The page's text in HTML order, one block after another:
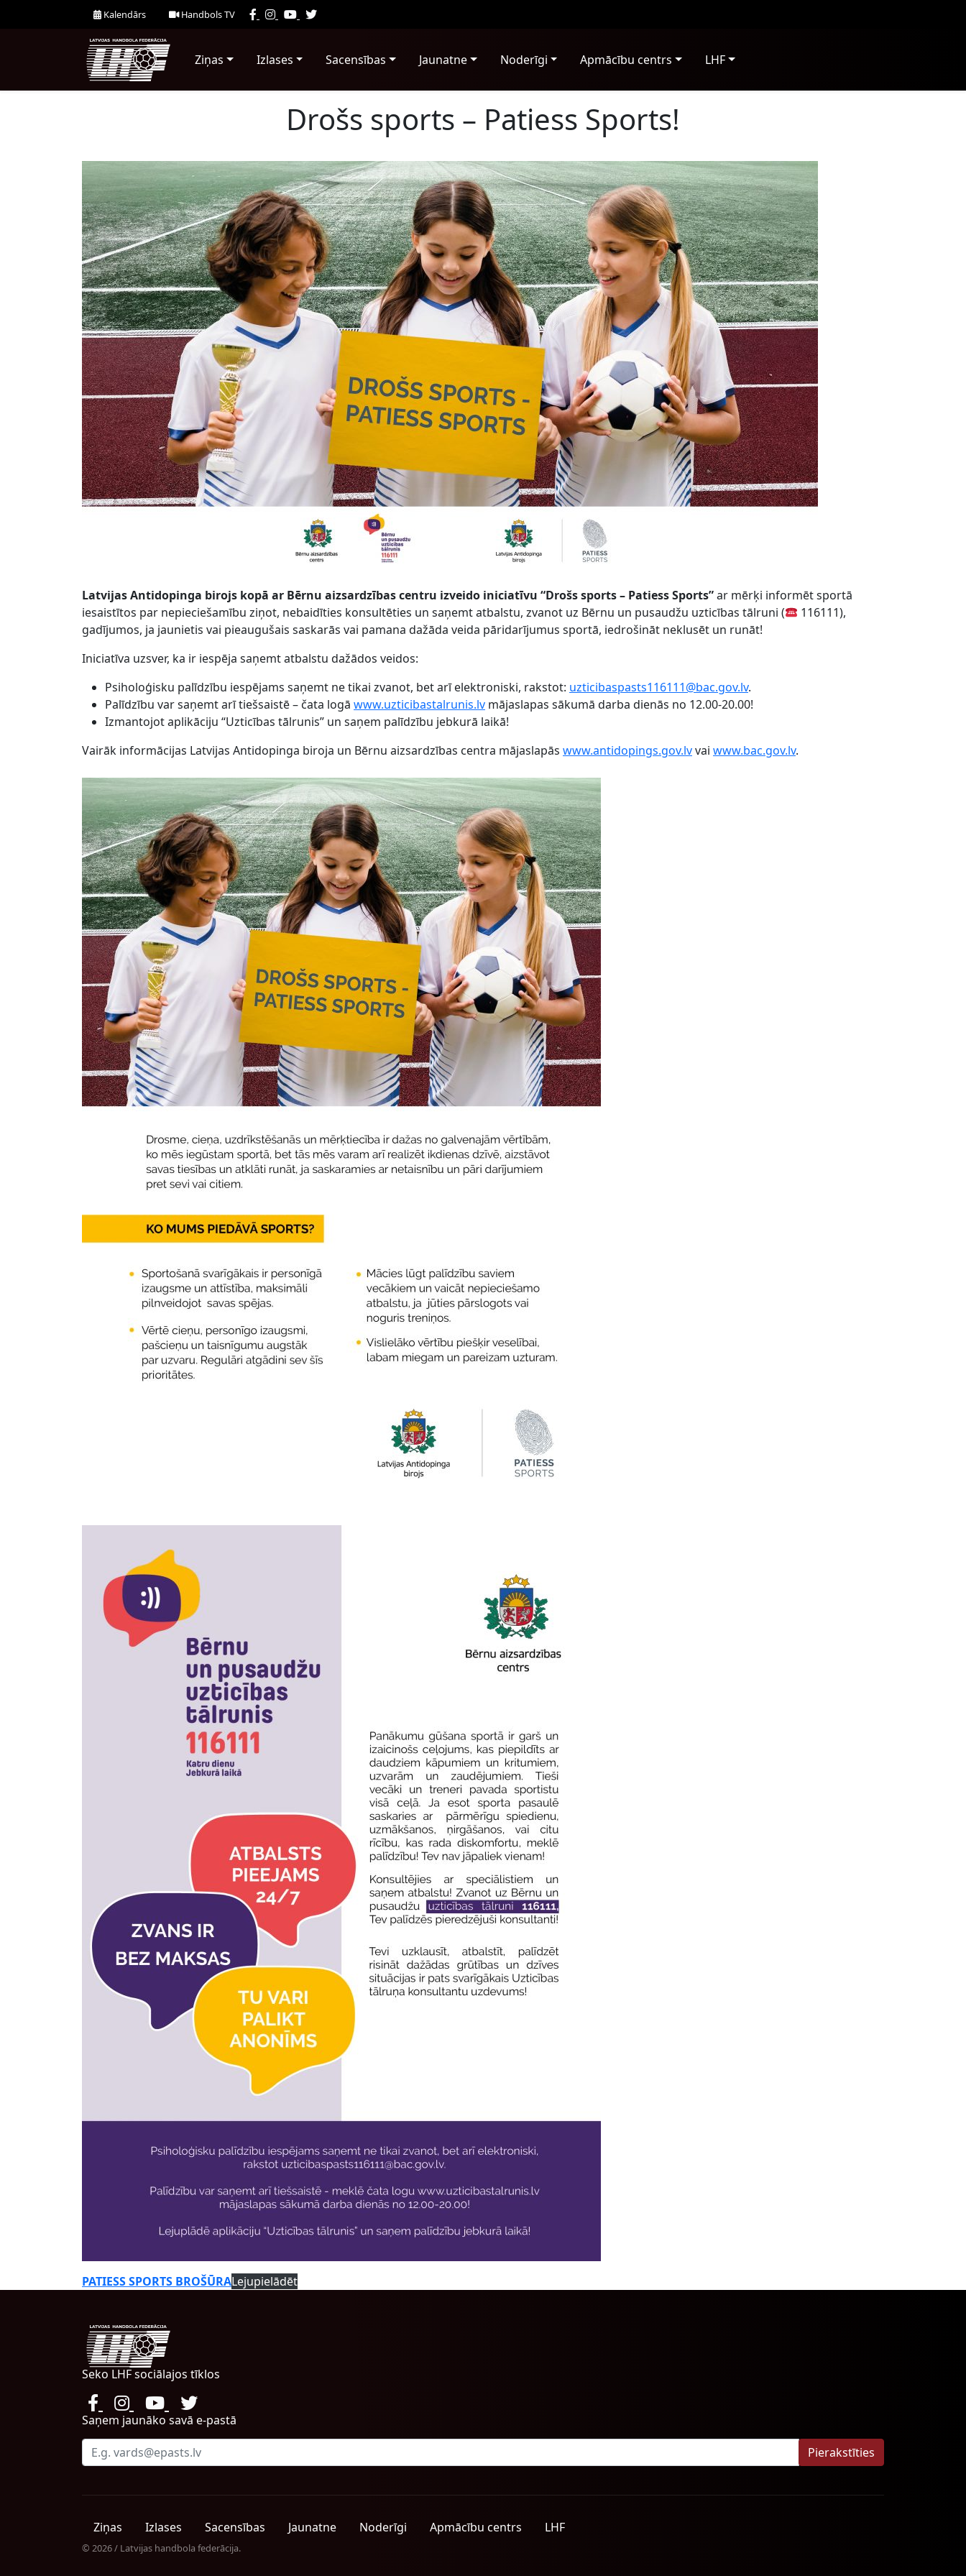
Kalendārs Handbols TV
Ziņas Izlases Sacensības Jaunatne Noderīgi Apmācību centrs LHF
Drošs sports – Patiess Sports!
Latvijas Antidopinga birojs kopā ar Bērnu aizsardzības centru izveido iniciatīvu “Drošs sports – Patiess Sports”ar mērķi informēt sportā
iesaistītos par nepieciešamību ziņot, nebaidīties konsultēties un saņemt atbalstu, zvanot uz Bērnu un pusaudžu uzticības tālruni (
116111),
gadījumos, ja jaunietis vai pieaugušais saskarās vai pamana dažāda veida pāridarījumus sportā, iedrošināt neklusēt un runāt!
Iniciatīva uzsver, ka ir iespēja saņemt atbalstu dažādos veidos:
Psiholoģisku palīdzību iespējams saņemt ne tikai zvanot, bet arī elektroniski, rakstot: uzticibaspasts116111@bac.gov.lv.
Palīdzību var saņemt arī tiešsaistē – čata logā www.uzticibastalrunis.lv mājaslapas sākumā darba dienās no 12.00-20.00!
Izmantojot aplikāciju “Uzticības tālrunis” un saņem palīdzību jebkurā laikā!
Vairāk informācijas Latvijas Antidopinga biroja un Bērnu aizsardzības centra mājaslapās www.antidopings.gov.lvvai www.bac.gov.lv.
PATIESS SPORTS BROŠŪRALejupielādēt
Seko LHF sociālajos tīklos
Saņem jaunāko savā e-pastā
Ziņas Izlases Sacensības Jaunatne Noderīgi Apmācību centrs LHF
© 2026 / Latvijas handbola federācija.